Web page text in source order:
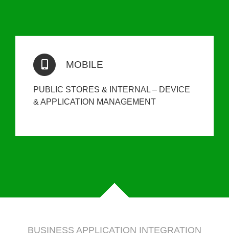
MOBILE
PUBLIC STORES & INTERNAL – DEVICE
& APPLICATION MANAGEMENT
BUSINESS APPLICATION INTEGRATION